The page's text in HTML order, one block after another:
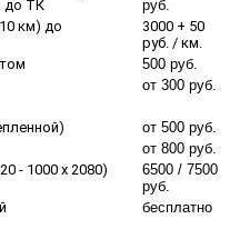
до ТК
руб.
км) до
3000 + 50
руб. / км.
500 руб.
от 300 руб.
от 500 руб.
от 800 руб.
- 1000 х 2080)
6500 / 7500
руб.
бесплатно